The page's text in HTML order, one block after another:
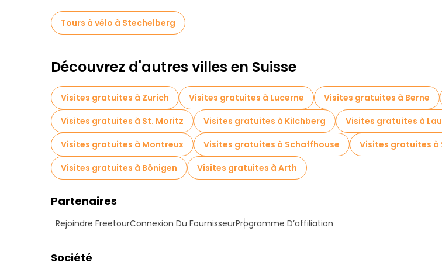
Tours à vélo à Stechelberg
Découvrez d'autres villes en Suisse
Visites gratuites à Zurich Visites gratuites à Lucerne Visites gratuites à Berne
Visites gratuites à St. Moritz
Visites gratuites à Kilchberg Visites gratuites à
Visites gratuites à Montreux
Visites gratuites à Schaffhouse Visites gratuites à
Visites gratuites à Bönigen
Visites gratuites à Arth
Partenaires
Rejoindre FreetourConnexion Du FournisseurProgramme D’affiliation
Société